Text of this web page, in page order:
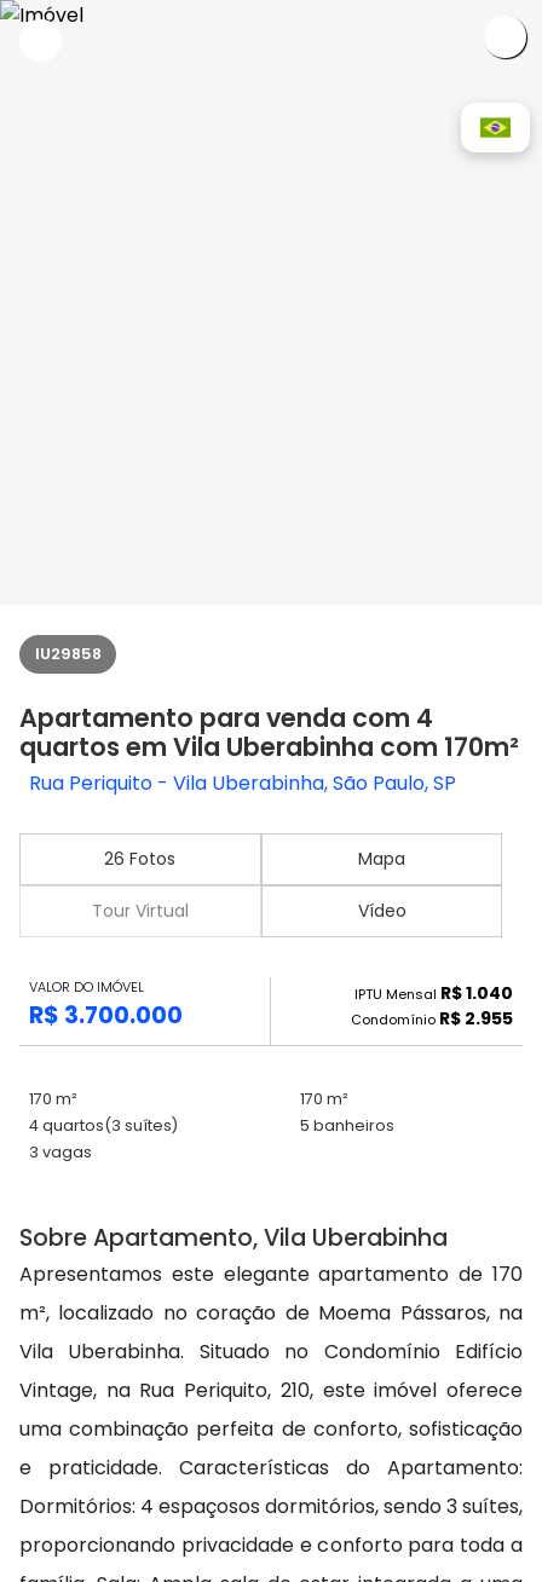
IU29858
Apartamento para venda com 4
quartos em Vila Uberabinha com 170m²
Rua Periquito - Vila Uberabinha, São Paulo, SP
26 Fotos Mapa
Tour Virtual Vídeo
VALOR DO IMÓVEL
R$ 3.700.000
IPTU Mensal R$ 1.040
Condomínio R$ 2.955
170 m²
170 m²
4 quartos(3 suítes)
5 banheiros
3 vagas
Sobre Apartamento, Vila Uberabinha
Apresentamos este elegante apartamento de 170
m², localizado no coração de Moema Pássaros, na
Vila Uberabinha. Situado no Condomínio Edifício
Vintage, na Rua Periquito, 210, este imóvel oferece
uma combinação perfeita de conforto, sofisticação
e praticidade. Características do Apartamento:
Dormitórios: 4 espaçosos dormitórios, sendo 3 suítes,
proporcionando privacidade e conforto para toda a